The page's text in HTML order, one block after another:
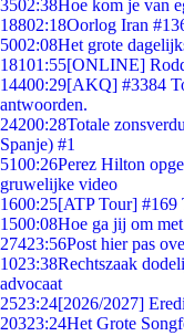
3502:38Hoe kom je van
18802:18Oorlog Iran
5002:08Het grote
18101:55[ONLINE]
14400:29[AKQ] #3384
antwoorden.
24200:28Totale
Spanje) #1
5100:26Perez Hilton
gruwelijke video
1600:25[ATP Tour] #169
1500:08Hoe ga jij om
27423:56Post hier pas
1023:38Rechtszaak
advocaat
2523:24[2026/2027]
20323:24Het Grote